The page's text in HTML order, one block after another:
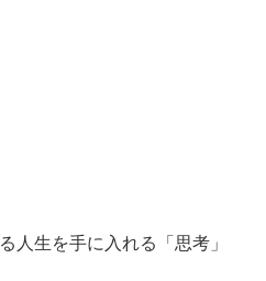
人生を手に入れる「思考」